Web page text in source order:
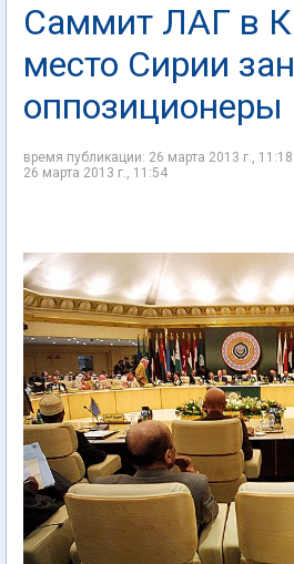
Саммит ЛАГ в
место Сирии
оппозиционеры
время публикации: 26 марта 2013 г.,
26 марта 2013 г., 11:54